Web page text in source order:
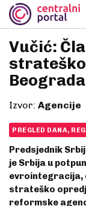
Vučić:
Beograda
Izvor: Agencije
PREGLED DANA,
Predsjednik
je Srbija u
evrointegracija,
strateško
reformske